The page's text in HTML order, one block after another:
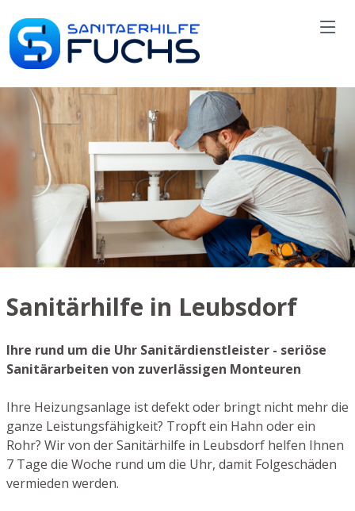
Sanitärhilfe in Leubsdorf
Ihre rund um die Uhr Sanitärdienstleister - seriöse
Sanitärarbeiten von zuverlässigen Monteuren
Ihre Heizungsanlage ist defekt oder bringt nicht mehr die
ganze Leistungsfähigkeit? Tropft ein Hahn oder ein
Rohr? Wir von der Sanitärhilfe in Leubsdorf helfen Ihnen
7 Tage die Woche rund um die Uhr, damit Folgeschäden
vermieden werden.